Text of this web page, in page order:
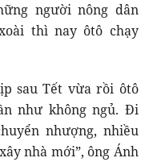
người nông dân
thì nay ôtô chạy
sau Tết vừa rồi ôtô
như không ngủ. Đi
nhượng, nhiều
nhà mới”, ông Ánh